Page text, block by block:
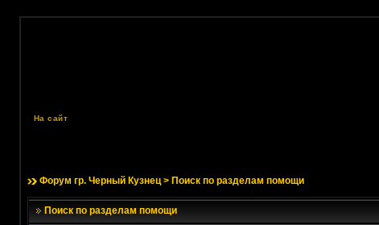
На сайт
Форум гр. Черный Кузнец> Поиск по разделам помощи
Поиск по разделам помощи